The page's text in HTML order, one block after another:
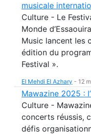
musicale
Culture - Le
Monde
Music lancent les
édition du
Festival ».
El Mehdi El Azhary - 12
Mawazine 2025 :
Culture -
concerts réussis,
défis